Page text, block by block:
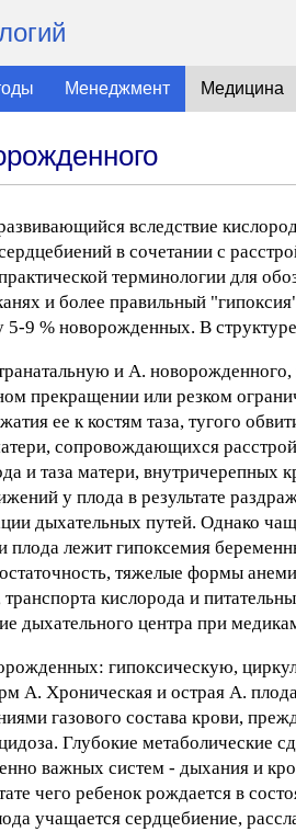
Менеджмент Медицина
вследствие
в сочетании с
терминологии для
и более правильный
5-9 % новорожденных. В
и А.
прекращении или резком
ее к костям таза, тугого
сопровождающихся
и таза матери,
у плода в результате
дыхательных путей. Однако
плода лежит гипоксемия
тяжелые формы
кислорода и
дыхательного центра при
гипоксическую,
А. Хроническая и острая А.
газового состава крови,
Глубокие метаболические
важных систем - дыхания и
чего ребенок рождается в
учащается сердцебиение,